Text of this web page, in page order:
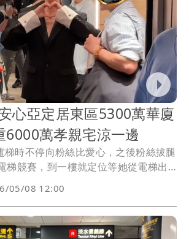
心亞定居東區5300萬華廈
6000萬孝親宅涼一邊
梯時不停向粉絲比愛心，之後粉絲拔腿
梯競賽，到一樓就定位等她從電梯出
05/08 12:00